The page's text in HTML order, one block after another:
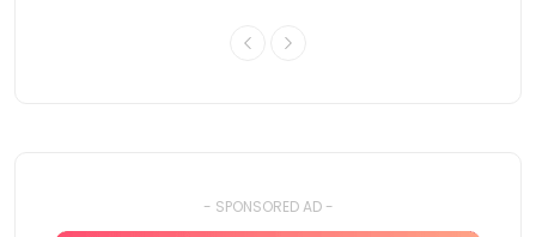
- SPONSORED AD -